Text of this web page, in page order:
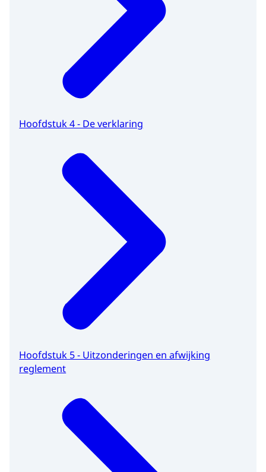
Hoofdstuk 4 - De verklaring
Hoofdstuk 5 - Uitzonderingen en afwijking
reglement